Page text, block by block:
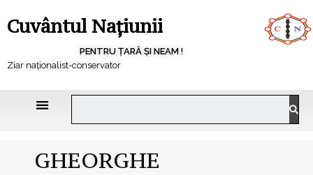
Cuvântul Națiunii
PENTRU ȚARĂ ȘI NEAM !
Ziar naționalist-conservator
GHEORGHE